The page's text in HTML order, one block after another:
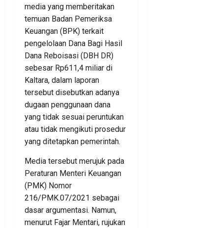
media yang memberitakan
temuan Badan Pemeriksa
Keuangan (BPK) terkait
pengelolaan Dana Bagi Hasil
Dana Reboisasi (DBH DR)
sebesar Rp611,4 miliar di
Kaltara, dalam laporan
tersebut disebutkan adanya
dugaan penggunaan dana
yang tidak sesuai peruntukan
atau tidak mengikuti prosedur
yang ditetapkan pemerintah.
Media tersebut merujuk pada
Peraturan Menteri Keuangan
(PMK) Nomor
216/PMK.07/2021 sebagai
dasar argumentasi. Namun,
menurut Fajar Mentari, rujukan